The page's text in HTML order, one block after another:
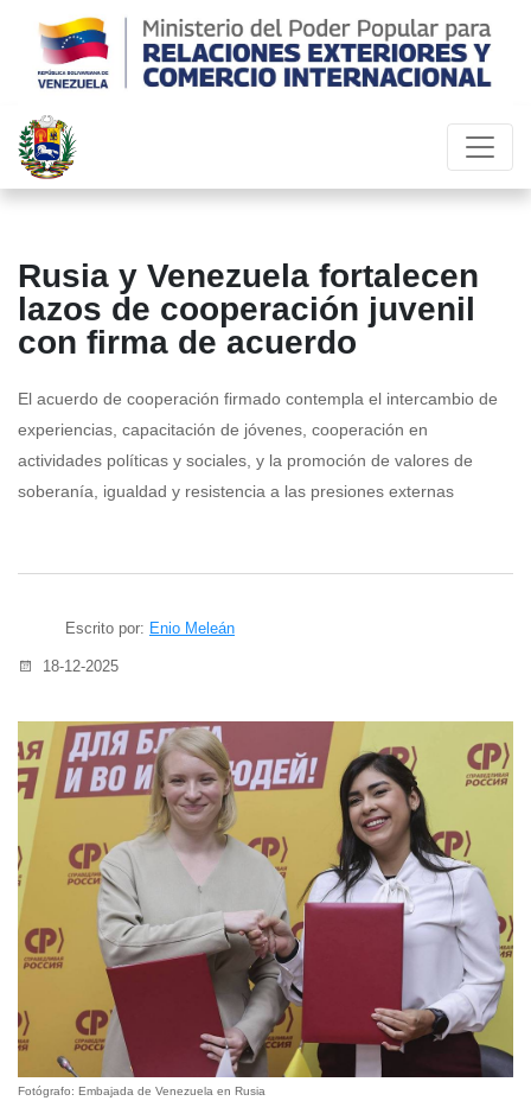
Rusia y Venezuela fortalecen
lazos de cooperación juvenil
con firma de acuerdo
El acuerdo de cooperación firmado contempla el intercambio de
experiencias, capacitación de jóvenes, cooperación en
actividades políticas y sociales, y la promoción de valores de
soberanía, igualdad y resistencia a las presiones externas
Escrito por: Enio Meleán
18-12-2025
Fotógrafo: Embajada de Venezuela en Rusia